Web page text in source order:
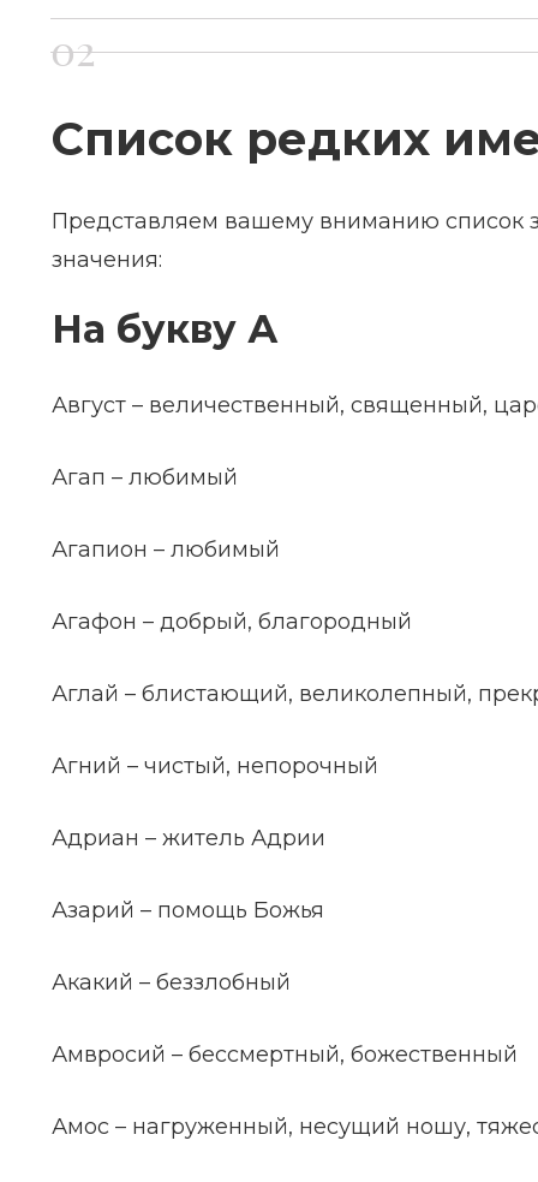
Список редких
Представляем вашему вниманию список
значения:
На букву А
Август – величественный, священный,
Агап – любимый
Агапион – любимый
Агафон – добрый, благородный
Аглай – блистающий, великолепный,
Агний – чистый, непорочный
Адриан – житель Адрии
Азарий – помощь Божья
Акакий – беззлобный
Амвросий – бессмертный, божественный
Амос – нагруженный, несущий ношу,